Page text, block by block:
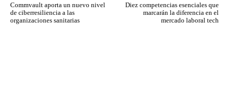
Commvault aporta un nuevo nivel
de ciberresiliencia a las
organizaciones sanitarias
Diez competencias esenciales que
marcarán la diferencia en el
mercado laboral tech